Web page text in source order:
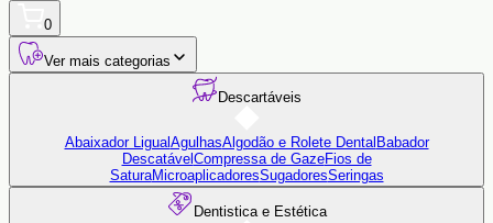
0
Ver mais categorias
Descartáveis
Abaixador Ligual AgulhasAlgodão e Rolete Dental Babador
Descatável Compressa de GazeFios de
SaturaMicroaplicadoresSugadoresSeringas
Dentistica e Estética